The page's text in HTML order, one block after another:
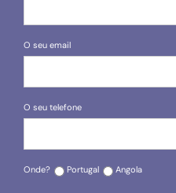
O seu email
O seu telefone
Onde? Portugal Angola